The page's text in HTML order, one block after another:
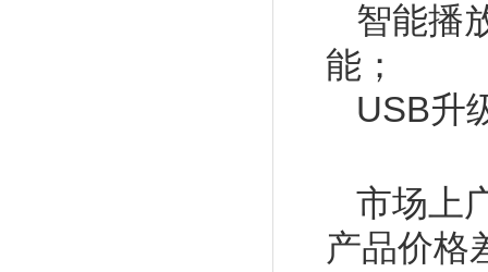
智能播
能；
USB升
市场上
产品价格